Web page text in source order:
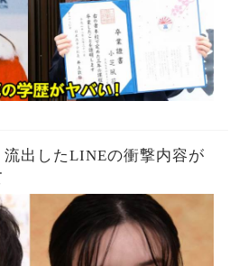
出したLINEの衝撃内容が